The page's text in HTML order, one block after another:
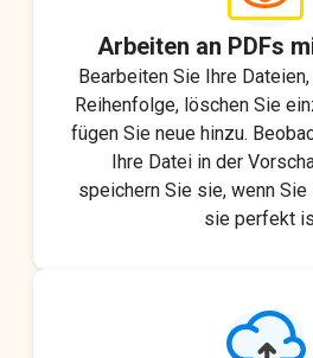
Arbeiten an PDFs
Bearbeiten Sie Ihre
Reihenfolge, löschen Sie
fügen Sie neue hinzu.
Ihre Datei in der
speichern Sie sie, wenn
sie perfekt